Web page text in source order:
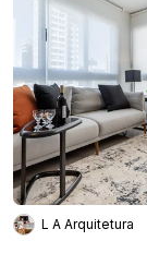
L A Arquitetura